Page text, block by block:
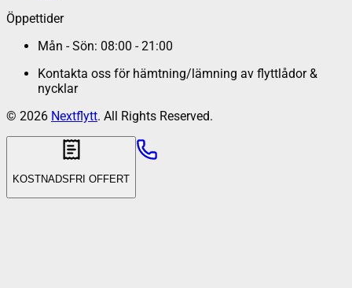
Öppettider
Mån - Sön: 08:00 - 21:00
Kontakta oss för hämtning/lämning av flyttlådor &
nycklar
© 2026 Nextflytt. All Rights Reserved.
KOSTNADSFRI OFFERT